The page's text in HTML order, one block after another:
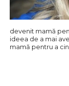
devenit mamă
ideea de a mai
mamă pentru a